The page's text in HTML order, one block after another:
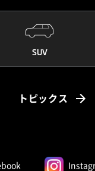
SUV
トピックス
く）（別ウィンドウで